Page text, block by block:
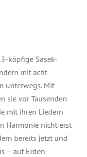
köpfige Sasek-
mit acht
unterwegs. Mit
sie vor Tausenden
mit ihren Liedern
Harmonie nicht erst
bereits jetzt und
– auf Erden